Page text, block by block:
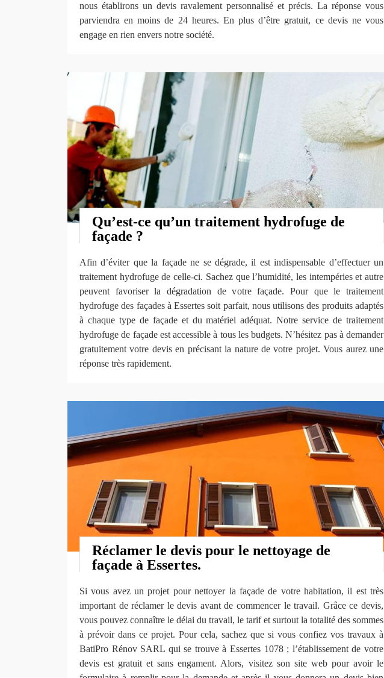
nous établirons un devis ravalement personnalisé et précis. La réponse vous
parviendra en moins de 24 heures. En plus d’être gratuit, ce devis ne vous
engage en rien envers notre société.
Qu’est-ce qu’un traitement hydrofuge de
façade ?
Afin d’éviter que la façade ne se dégrade, il est indispensable d’effectuer un
traitement hydrofuge de celle-ci. Sachez que l’humidité, les intempéries et autre
peuvent favoriser la dégradation de votre façade. Pour que le traitement
hydrofuge des façades à Essertes soit parfait, nous utilisons des produits adaptés
à chaque type de façade et du matériel adéquat. Notre service de traitement
hydrofuge de façade est accessible à tous les budgets. N’hésitez pas à demander
gratuitement votre devis en précisant la nature de votre projet. Vous aurez une
réponse très rapidement.
Réclamer le devis pour le nettoyage de
façade à Essertes.
Si vous avez un projet pour nettoyer la façade de votre habitation, il est très
important de réclamer le devis avant de commencer le travail. Grâce ce devis,
vous pouvez connaître le délai du travail, le tarif et surtout la totalité des sommes
à prévoir dans ce projet. Pour cela, sachez que si vous confiez vos travaux à
BatiPro Rénov SARL qui se trouve à Essertes 1078 ; l’établissement de votre
devis est gratuit et sans engament. Alors, visitez son site web pour avoir le